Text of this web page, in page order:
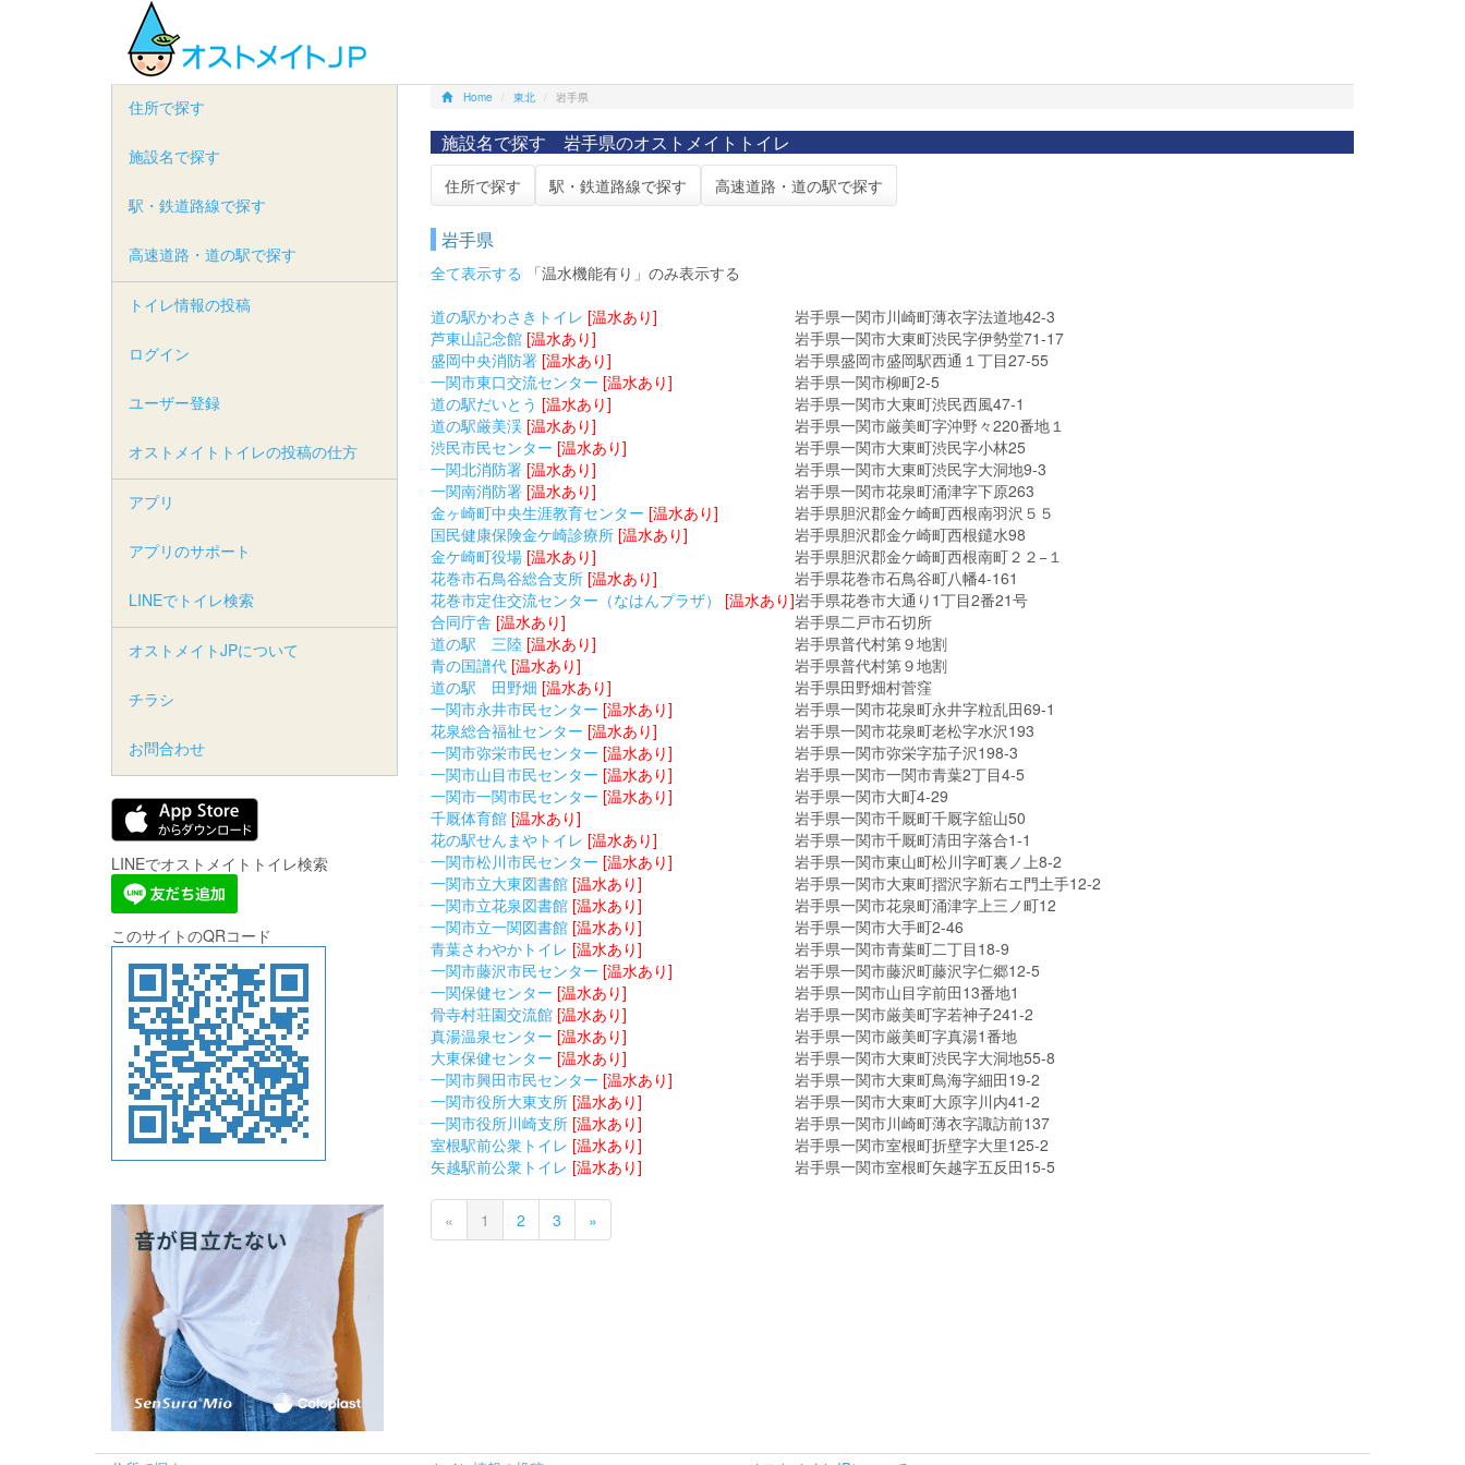
Home 東北 岩手県
施設名で探す 岩手県のオストメイトトイレ
住所で探す 駅・鉄道路線で探す 高速道路・道の駅で探す
岩手県
全て表示する 「温水機能有り」のみ表示する
道の駅かわさきトイレ [温水あり]
岩手県一関市川崎町薄衣字法道地42-3
芦東山記念館 [温水あり]
岩手県一関市大東町渋民字伊勢堂71-17
盛岡中央消防署 [温水あり]
岩手県盛岡市盛岡駅西通１丁目27-55
一関市東口交流センター [温水あり]
岩手県一関市柳町2-5
道の駅だいとう [温水あり]
岩手県一関市大東町渋民西風47-1
道の駅厳美渓 [温水あり]
岩手県一関市厳美町字沖野々220番地１
渋民市民センター [温水あり]
岩手県一関市大東町渋民字小林25
一関北消防署 [温水あり]
岩手県一関市大東町渋民字大洞地9-3
一関南消防署 [温水あり]
岩手県一関市花泉町涌津字下原263
金ヶ崎町中央生涯教育センター [温水あり]
岩手県胆沢郡金ケ崎町西根南羽沢５５
国民健康保険金ケ崎診療所 [温水あり]
岩手県胆沢郡金ケ崎町西根鑓水98
金ケ崎町役場 [温水あり]
岩手県胆沢郡金ケ崎町西根南町２２−１
花巻市⽯⿃⾕総合⽀所 [温水あり]
岩手県花巻市石鳥谷町八幡4-161
花巻市定住交流センター（なはんプラザ）
[温水あり]岩手県花巻市大通り1丁目2番21号
合同庁舎 [温水あり]
岩手県二戸市石切所
道の駅 三陸 [温水あり]
岩手県普代村第９地割
青の国譜代 [温水あり]
岩手県普代村第９地割
道の駅 田野畑 [温水あり]
岩手県田野畑村菅窪
一関市永井市民センター [温水あり]
岩手県一関市花泉町永井字粒乱田69-1
花泉総合福祉センター [温水あり]
岩手県一関市花泉町老松字水沢193
一関市弥栄市民センター [温水あり]
岩手県一関市弥栄字茄子沢198-3
一関市山目市民センター [温水あり]
岩手県一関市一関市青葉2丁目4-5
一関市一関市民センター [温水あり]
岩手県一関市大町4-29
千厩体育館 [温水あり]
岩手県一関市千厩町千厩字舘山50
花の駅せんまやトイレ [温水あり]
岩手県一関市千厩町清田字落合1-1
一関市松川市民センター [温水あり]
岩手県一関市東山町松川字町裏ノ上8-2
一関市立大東図書館 [温水あり]
岩手県一関市大東町摺沢字新右エ門土手12-2
一関市立花泉図書館 [温水あり]
岩手県一関市花泉町涌津字上三ノ町12
一関市立一関図書館 [温水あり]
岩手県一関市大手町2-46
青葉さわやかトイレ [温水あり]
岩手県一関市青葉町二丁目18-9
一関市藤沢市民センター [温水あり]
岩手県一関市藤沢町藤沢字仁郷12-5
一関保健センター [温水あり]
岩手県一関市山目字前田13番地1
骨寺村荘園交流館 [温水あり]
岩手県一関市厳美町字若神子241-2
真湯温泉センター [温水あり]
岩手県一関市厳美町字真湯1番地
大東保健センター [温水あり]
岩手県一関市大東町渋民字大洞地55-8
一関市興田市民センター [温水あり]
岩手県一関市大東町鳥海字細田19-2
一関市役所大東支所 [温水あり]
岩手県一関市大東町大原字川内41-2
一関市役所川崎支所 [温水あり]
岩手県一関市川崎町薄衣字諏訪前137
室根駅前公衆トイレ [温水あり]
岩手県一関市室根町折壁字大里125-2
矢越駅前公衆トイレ [温水あり] 岩手県一関市室根町矢越字五反田15-5
« 1 2 3 »
住所で探す
施設名で探す
駅・鉄道路線で探す
高速道路・道の駅で探す
トイレ情報の投稿
ログイン
ユーザー登録
オストメイトトイレの投稿の仕方
アプリ
アプリのサポート
LINEでトイレ検索
オストメイトJPについて
チラシ
お問合わせ
LINEでオストメイトトイレ検索
このサイトのQRコード